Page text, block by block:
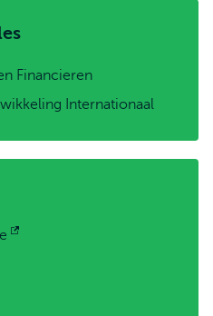
Financieren
Internationaal